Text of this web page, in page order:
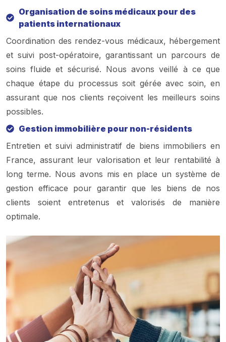
Organisation de soins médicaux pour des
patients internationaux
Coordination des rendez-vous médicaux, hébergement
et suivi post-opératoire, garantissant un parcours de
soins fluide et sécurisé. Nous avons veillé à ce que
chaque étape du processus soit gérée avec soin, en
assurant que nos clients reçoivent les meilleurs soins
possibles.
Gestion immobilière pour non-résidents
Entretien et suivi administratif de biens immobiliers en
France, assurant leur valorisation et leur rentabilité à
long terme. Nous avons mis en place un système de
gestion efficace pour garantir que les biens de nos
clients soient entretenus et valorisés de manière
optimale.